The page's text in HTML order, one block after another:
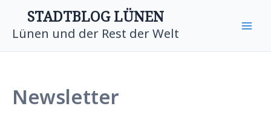
springen
STADTBLOG LÜNEN
Lünen und der Rest der Welt
Newsletter